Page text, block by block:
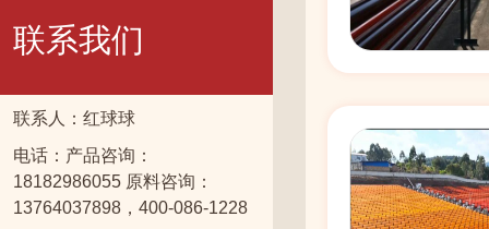
联系我们
联系人：红球球
电话：产品咨询：
18182986055 原料咨询：
13764037898，400-086-1228